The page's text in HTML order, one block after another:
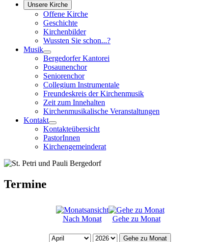
Unsere Kirche
Offene Kirche
Geschichte
Kirchenbilder
Wussten Sie schon...?
Musik
Bergedorfer Kantorei
Posaunenchor
Seniorenchor
Collegium Instrumentale
Freundeskreis der Kirchenmusik
Zeit zum Innehalten
Kirchenmusikalische Veranstaltungen
Kontakt
Kontakteübersicht
PastorInnen
Kirchengemeinderat
Termine
Nach Monat Gehe zu Monat
Gehe zu Monat